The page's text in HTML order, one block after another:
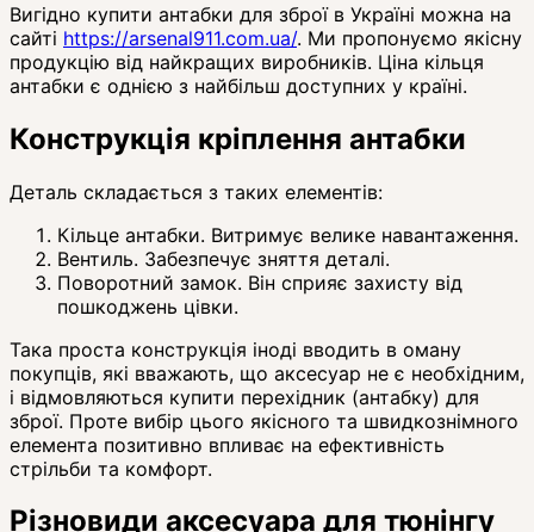
Вигідно купити антабки для зброї в Україні можна на
сайті https://arsenal911.com.ua/. Ми пропонуємо якісну
продукцію від найкращих виробників. Ціна кільця
антабки є однією з найбільш доступних у країні.
Конструкція кріплення антабки
Деталь складається з таких елементів:
Кільце антабки. Витримує велике навантаження.
Вентиль. Забезпечує зняття деталі.
Поворотний замок. Він сприяє захисту від
пошкоджень цівки.
Така проста конструкція іноді вводить в оману
покупців, які вважають, що аксесуар не є необхідним,
і відмовляються купити перехідник (антабку) для
зброї. Проте вибір цього якісного та швидкознімного
елемента позитивно впливає на ефективність
стрільби та комфорт.
Різновиди аксесуара для тюнінгу